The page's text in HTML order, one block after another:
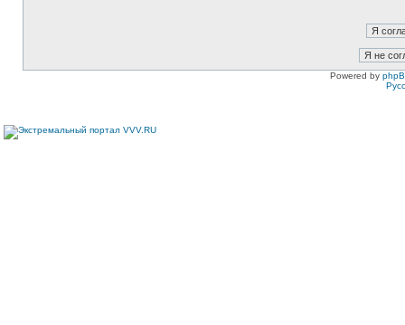
Powered by